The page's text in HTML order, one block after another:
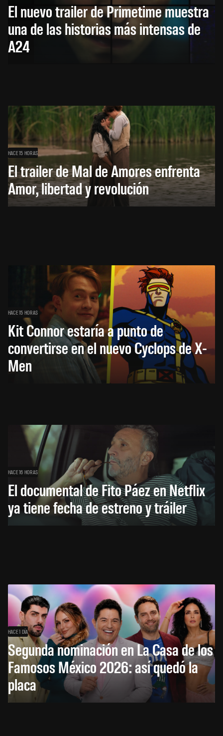
El nuevo trailer de Primetime muestra
una de las historias más intensas de
A24
HACE 15 HORAS
El trailer de Mal de Amores enfrenta
Amor, libertad y revolución
HACE 15 HORAS
Kit Connor estaría a punto de
convertirse en el nuevo Cyclops de X-
Men
HACE 16 HORAS
El documental de Fito Páez en Netflix
ya tiene fecha de estreno y tráiler
HACE 1 DÍA
Segunda nominación en La Casa de los
Famosos México 2026: así quedó la
placa